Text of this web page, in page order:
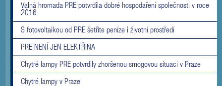
Valná hromada PRE potvrdila dobré hospodaření společnosti v roce
2016
S fotovoltaikou od PRE šetříte peníze i životní prostředí
PRE NENÍ JEN ELEKTŘINA
Chytré lampy PRE potvrdily zhoršenou smogovou situaci v Praze
Chytré lampy v Praze